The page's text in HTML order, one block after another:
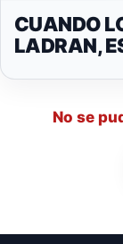
CUANDO
LADRAN,
No se